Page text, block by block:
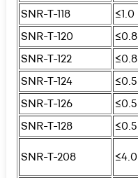
SNR-T-118
≤1.0
SNR-T-120
≤0.8
SNR-T-122
≤0.8
SNR-T-124
≤0.5
SNR-T-126
≤0.5
SNR-T-128
≤0.5
SNR-T-208
≤4.0